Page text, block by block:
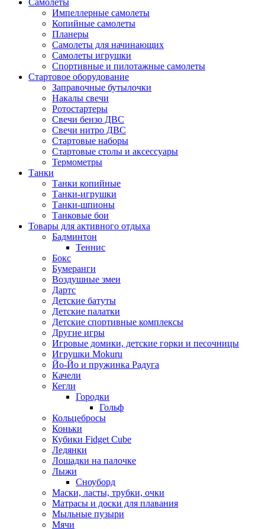
Самолеты
Импеллерные самолеты
Копийные самолеты
Планеры
Самолеты для начинающих
Самолеты игрушки
Спортивные и пилотажные самолеты
Стартовое оборудование
Заправочные бутылочки
Накалы свечи
Ротостартеры
Свечи бензо ДВС
Свечи нитро ДВС
Стартовые наборы
Стартовые столы и аксессуары
Термометры
Танки
Танки копийные
Танки-игрушки
Танки-шпионы
Танковые бои
Товары для активного отдыха
Бадминтон
Теннис
Бокс
Бумеранги
Воздушные змеи
Дартс
Детские батуты
Детские палатки
Детские спортивные комплексы
Другие игры
Игровые домики, детские горки и песочницы
Игрушки Mokuru
Йо-Йо и пружинка Радуга
Качели
Кегли
Городки
Гольф
Кольцебросы
Коньки
Кубики Fidget Cube
Ледянки
Лошадки на палочке
Лыжи
Сноуборд
Маски, ласты, трубки, очки
Матрасы и доски для плавания
Мыльные пузыри
Мячи